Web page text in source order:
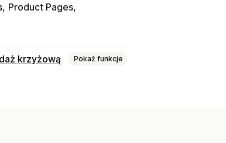
Product Pages
krzyżową Pokaż funkcje